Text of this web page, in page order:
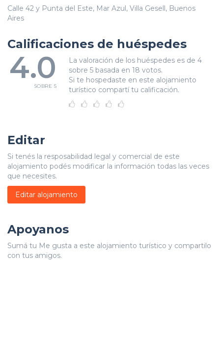
Calle 42 y Punta del Este, Mar Azul, Villa Gesell, Buenos
Aires
Calificaciones de huéspedes
4.0
SOBRE 5
La valoración de los huéspedes es de 4
sobre 5 basada en 18 votos.
Si te hospedaste en este alojamiento
turístico compartí tu calificación.
Editar
Si tenés la resposabilidad legal y comercial de este
alojamiento podés modificar la información todas las veces
que necesites.
Editar alojamiento
Apoyanos
Sumá tu Me gusta a este alojamiento turístico y compartilo
con tus amigos.